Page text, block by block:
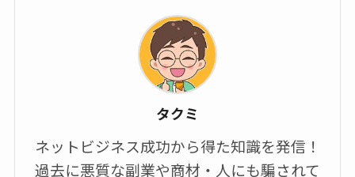
タクミ
ネットビジネス成功から得た知識を発信！
過去に悪質な副業や商材・人にも騙されて